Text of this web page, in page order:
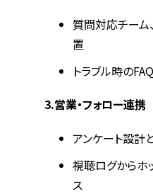
質問対応チーム
置
トラブル時の
3.営業・フォロー連携
アンケート設計
視聴ログから
ス